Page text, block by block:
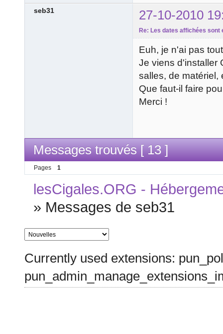
seb31 27-10-2010
Re: Les dates affichées sont
Euh, je n'ai pas
Je viens d'installer
salles, de matériel,
Que faut-il faire
Merci !
Messages trouvés [ 13 ]
Pages 1
lesCigales.ORG -
» Messages de seb31
Currently used extensions: